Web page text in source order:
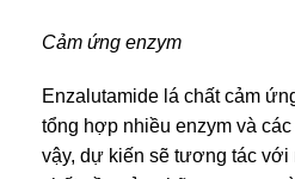
Cảm ứng enzym
Enzalutamide lá chất cảm
tổng hợp nhiều enzym và
vậy, dự kiến sẽ tương tác với